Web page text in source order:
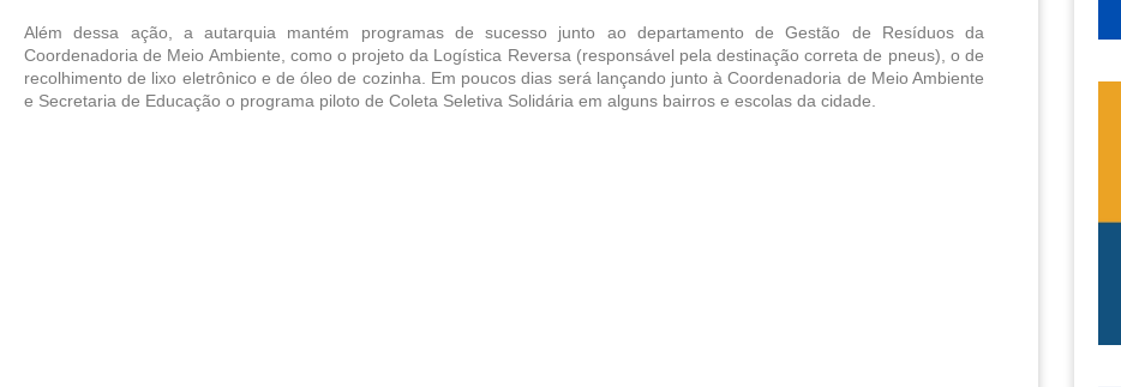
Além dessa ação, a autarquia mantém programas de sucesso junto ao departamento de Gestão de Resíduos da
Coordenadoria de Meio Ambiente, como o projeto da Logística Reversa (responsável pela destinação correta de pneus), o de
recolhimento de lixo eletrônico e de óleo de cozinha. Em poucos dias será lançando junto à Coordenadoria de Meio Ambiente
e Secretaria de Educação o programa piloto de Coleta Seletiva Solidária em alguns bairros e escolas da cidade.